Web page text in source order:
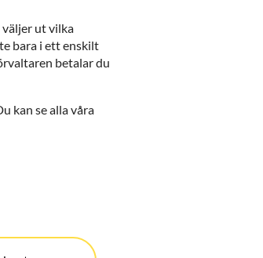
väljer ut vilka
bara i ett enskilt
betalar du
kan se alla våra